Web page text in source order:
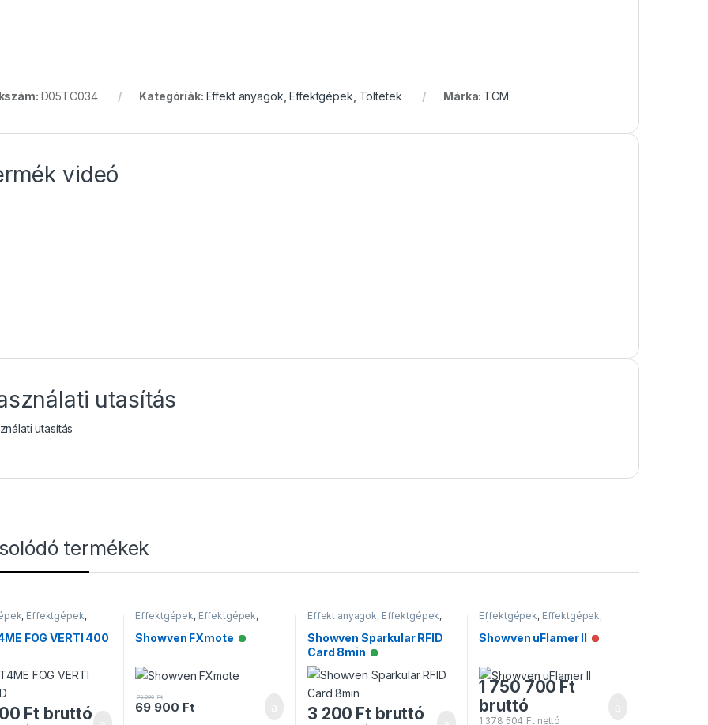
D05TC034 Kategóriák: Effekt anyagok ,Effektgépek Töltetek Márka: TCM
videó
utasítás
utasítás
termékek
, Effektgépek,
FOG VERTI 400
Ft bruttó
Effektgépek, Effektgépek,
Vezérlők
Showven FXmote Elérhető
72 000 Ft
69 900 Ft
Effekt anyagok, Effektgépek,
Showven Sparkular RFID
Card 8min Elérhető
3 200 Ft bruttó
Effektgépek, Effektgépek,
Lánggépek
Showven uFlamer II Nincs raktáron
1 750 700 Ft
bruttó
1 378 504 Ftnettó